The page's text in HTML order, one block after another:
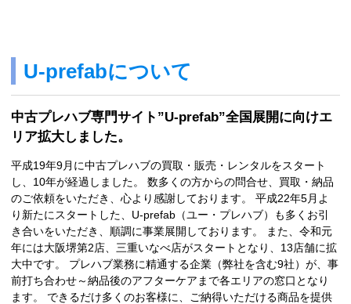
U-prefabについて
中古プレハブ専門サイト”U-prefab”全国展開に向けエ
リア拡大しました。
平成19年9月に中古プレハブの買取・販売・レンタルをスタート
し、10年が経過しました。 数多くの方からの問合せ、買取・納品
のご依頼をいただき、心より感謝しております。 平成22年5月よ
り新たにスタートした、U-prefab（ユー・プレハブ）も多くお引
き合いをいただき、順調に事業展開しております。 また、令和元
年には大阪堺第2店、三重いなべ店がスタートとなり、13店舗に拡
大中です。 プレハブ業務に精通する企業（弊社を含む9社）が、事
前打ち合わせ～納品後のアフターケアまで各エリアの窓口となり
ます。 できるだけ多くのお客様に、ご納得いただける商品を提供